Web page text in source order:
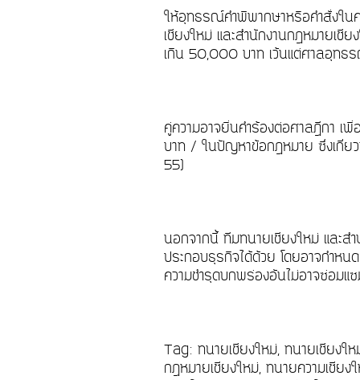
ให้อุทธรณ์คำพิพากษาหรือคำสั่งใน
เชียงใหม่ และสำนักงานกฎหมายเ
เกิน 50,000 บาท เว้นแต่ศาลอุท
คู่ความอาจยื่นคำร้องต่อศาลฎีกา
บาท / ในปัญหาข้อกฎหมาย ซึ่งเกี่ย
55)
นอกจากนี้ ทีมทนายเชียงใหม่ และส
ประกอบธุรกิจได้ด้วย โดยอาจกำหน
ความชำรุดบกพร่องอันไม่อาจซ่อม
Tag: ทนายเชียงใหม่, ทนายเชียงใ
กฎหมายเชียงใหม่, ทนายความเชีย